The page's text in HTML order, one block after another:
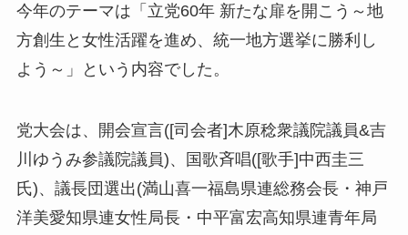
今年のテーマは「立党60年 新たな扉を開こう～地
方創生と女性活躍を進め、統一地方選挙に勝利し
よう～」という内容でした。
党大会は、開会宣言([司会者]木原稔衆議院議員&吉
川ゆうみ参議院議員)、国歌斉唱([歌手]中西圭三
氏)、議長団選出(満山喜一福島県連総務会長・神戸
洋美愛知県連女性局長・中平富宏高知県連青年局